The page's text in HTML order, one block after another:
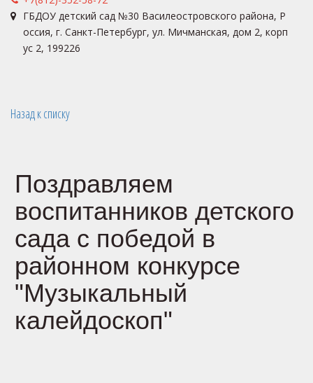
ГБДОУ детский сад №30 Василеостровского района, Р
оссия, г. Санкт-Петербург, ул. Мичманская, дом 2, корп
ус 2, 199226
Назад к списку
Поздравляем
воспитанников детского
сада с победой в
районном конкурсе
"Музыкальный
калейдоскоп"